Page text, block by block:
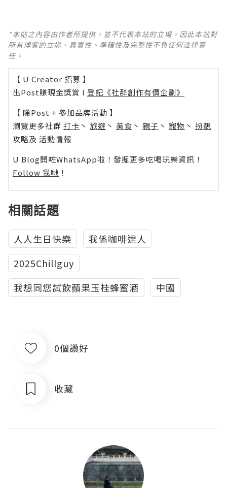
*本站之內容由作者所提供，並不代表本站的立場。因此本站對
所有博客的立場、真實性、準確性及完整性不負任何法律責
任。
【 U Creator 招募 】
出Post賺現金獎賞 l 登記《社群創作有價企劃》
【 睇Post + 參加品牌活動 】
瀏覽更多社群 打卡 丶 旅遊 丶 美食 丶 親子 丶 寵物 丶 扮靚
攻略及 活動情報
U Blog開咗WhatsApp啦！發掘更多吃喝玩樂資訊！
Follow 我哋 ！
相關話題
人人生日快樂
我係咖啡達人
2025Chillguy
我想同您試飲蘋果玉桂蜂蜜酒
中國
0個讚好
收藏